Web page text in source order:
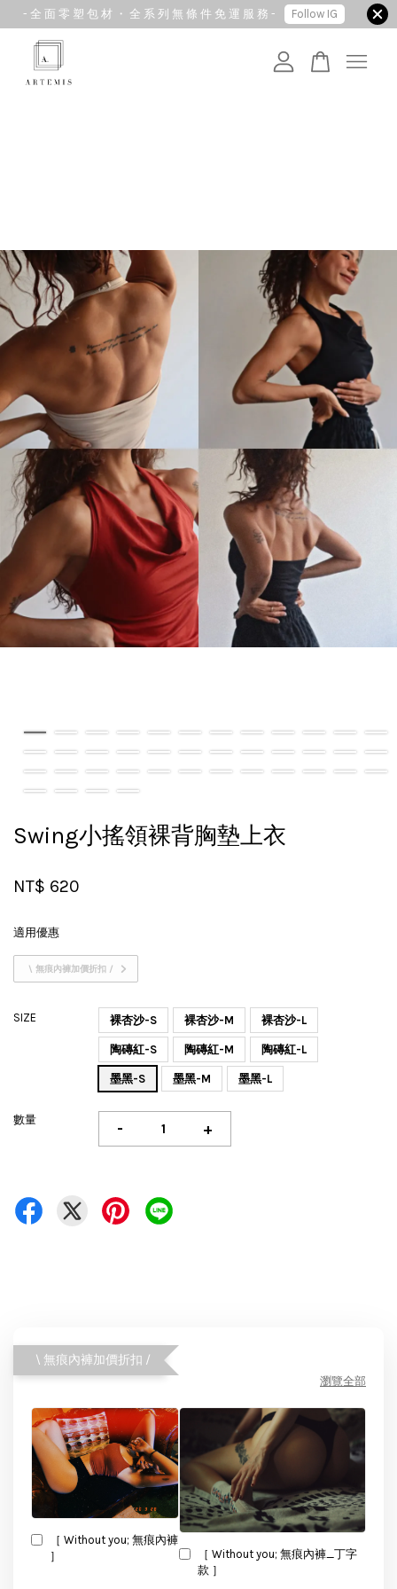
- 全 面 零 塑 包 材 ・ 全 系 列 無 條 件 免 運 服 務 - Follow IG
Swing小搖領裸背胸墊上衣
NT$ 620
適用優惠
\ 無痕內褲加價折扣 /
SIZE 裸杏沙-S 裸杏沙-M 裸杏沙-L
陶磚紅-S 陶磚紅-M 陶磚紅-L
墨黑-S 墨黑-M 墨黑-L
數量 - +
\ 無痕內褲加價折扣 /
瀏覽全部
［ Without you; 無痕內褲
］
［ Without you; 無痕內褲_丁字
款 ］
您的購物車目前還是空的。